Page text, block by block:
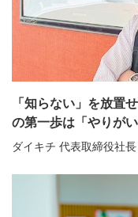
「知らない」を放置
の第一歩は「やりが
ダイキチ 代表取締役社